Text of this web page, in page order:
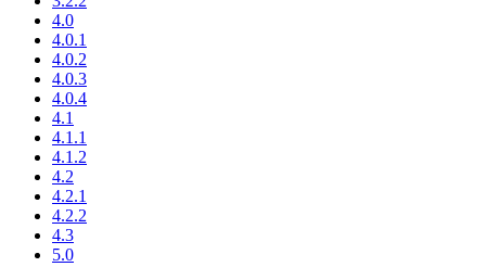
4.0
4.0.1
4.0.2
4.0.3
4.0.4
4.1
4.1.1
4.1.2
4.2
4.2.1
4.2.2
4.3
5.0